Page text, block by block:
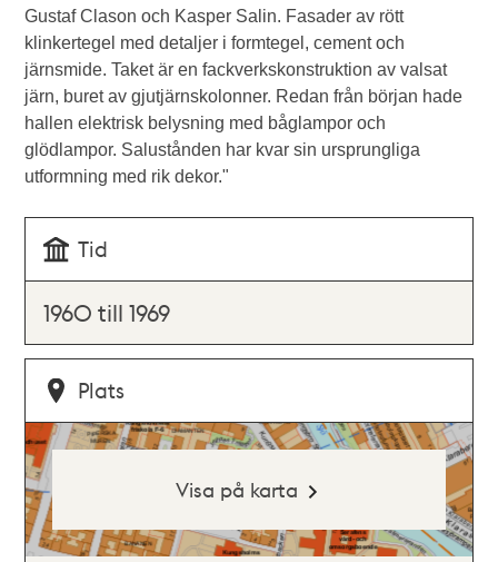
Gustaf Clason och Kasper Salin. Fasader av rött
klinkertegel med detaljer i formtegel, cement och
järnsmide. Taket är en fackverkskonstruktion av valsat
järn, buret av gjutjärnskolonner. Redan från början hade
hallen elektrisk belysning med båglampor och
glödlampor. Salustånden har kvar sin ursprungliga
utformning med rik dekor."
Tid
1960 till 1969
Plats
Visa på karta